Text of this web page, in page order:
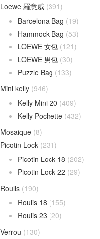
Loewe 羅意威 (391)
Barcelona Bag (19)
Hammock Bag (53)
LOEWE 女包 (121)
LOEWE 男包 (30)
Puzzle Bag (133)
Mini kelly (946)
Kelly Mini 20 (409)
Kelly Pochette (432)
Mosaique (8)
Picotin Lock (231)
Picotin Lock 18 (202)
Picotin Lock 22 (29)
Roulis (190)
Roulis 18 (155)
Roulis 23 (20)
Verrou (130)